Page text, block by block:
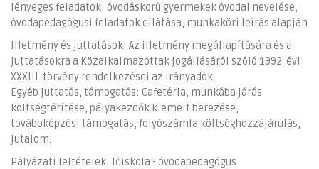
lényeges feladatok: óvodáskorú gyermekek óvodai nevelése,
óvodapedagógusi feladatok ellátása, munkaköri leírás alapján
Illetmény és juttatások: Az illetmény megállapítására és a
juttatásokra a Közalkalmazottak jogállásáról szóló 1992. évi
XXXIII. törvény rendelkezései az irányadók.
Egyéb juttatás, támogatás: Cafetéria, munkába járás
költségtérítése, pályakezdők kiemelt bérezése,
továbbképzési támogatás, folyószámla költséghozzájárulás,
jutalom.
Pályázati feltételek: főiskola - óvodapedagógus